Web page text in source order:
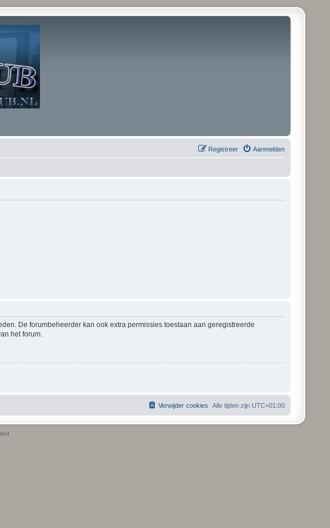
Aanmelden
Registreer
De forumbeheerder kan ook extra permissies toestaan aan geregistreerde
het forum.
Alle tijden zijn UTC+01:00
Verwijder cookies